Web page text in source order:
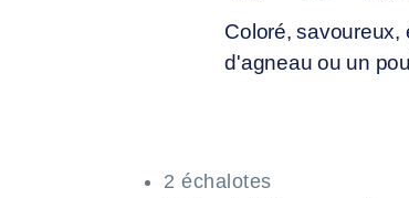
Coloré, savoureux,
d'agneau ou un
2 échalotes